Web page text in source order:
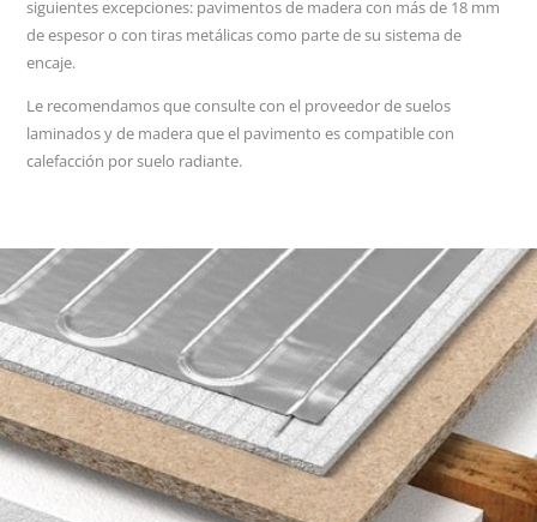
siguientes excepciones: pavimentos de madera con más de 18 mm
de espesor o con tiras metálicas como parte de su sistema de
encaje.
Le recomendamos que consulte con el proveedor de suelos
laminados y de madera que el pavimento es compatible con
calefacción por suelo radiante.